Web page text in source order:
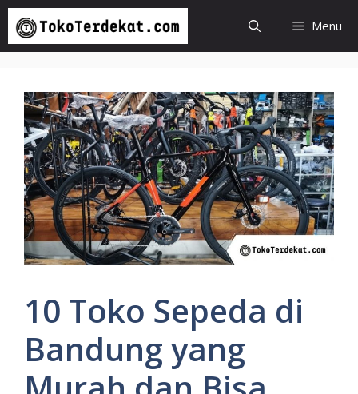
Langsung
isi
Menu
10 Toko Sepeda di
Bandung yang